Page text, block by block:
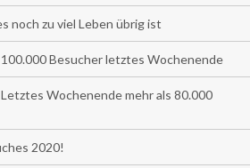
noch zu viel Leben übrig ist
Besucher letztes Wochenende
Wochenende mehr als 80.000
2020!